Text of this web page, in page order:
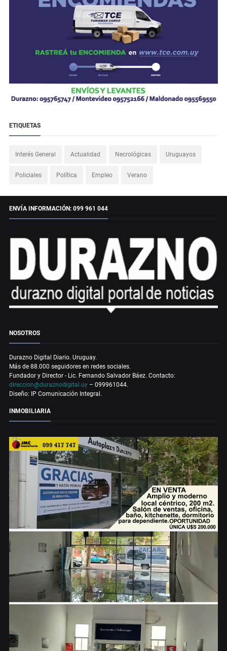
ETIQUETAS
Interés General Actualidad Necrológicas Uruguayos
Policiales Política Empleo Verano
ENVÍA INFORMACIÓN: 099 961 044
NOSOTROS
Durazno Digital Diario. Uruguay.
Más de 88.000 seguidores en redes sociales.
Fundador y Director - Lic. Fernando Salvador Báez. Contacto:
direccion@duraznodigital.uy – 099961044.
Diseño: IP Comunicación Integral.
INMOBILIARIA